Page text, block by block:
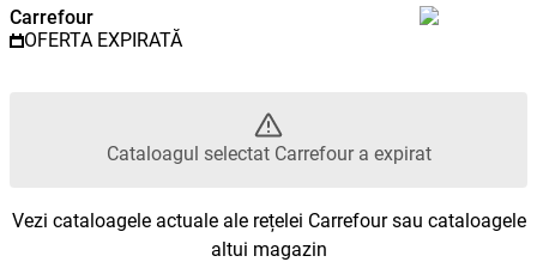
Carrefour
OFERTA EXPIRATĂ
Cataloagul selectat Carrefour a expirat
Vezi cataloagele actuale ale rețelei Carrefour sau cataloagele
altui magazin